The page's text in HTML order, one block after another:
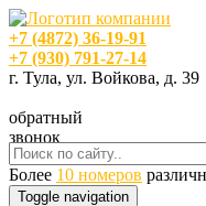
+7 (4872) 36-19-91
+7 (930) 791-27-14
г. Тула, ул. Войкова, д. 39
обратный
звонок
Более 10 номеров
Toggle navigation